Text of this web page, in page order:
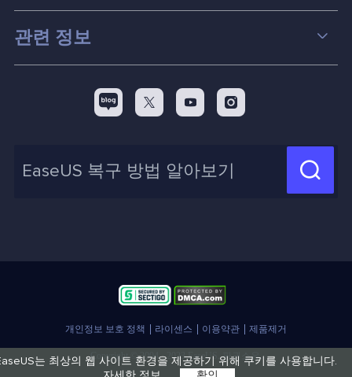
는 최상의 웹 사이트 환경을 제공하기 위해 쿠키를 사용합니다.
파티션 관리
스크린 레코더
백업&복원
신제품 New
컴퓨터 데이터 복구 팁
맥 데이터 복구 팁
디스크 파티션 팁
화면 녹화 팁
인사이트 보고서
관련 정보
리셀러
제휴 문의
  

개인정보 보호 정책 라이센스 이용약관 제품제거
Copyright © 2004 - 2023 EaseUS. 판권소유.